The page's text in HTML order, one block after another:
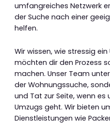
umfangreiches Netzwerk
der Suche nach einer
helfen.
Wir wissen, wie stressig
möchten dir den Prozess
machen. Unser Team
der Wohnungssuche,
und Tat zur Seite, wenn
Umzugs geht. Wir bieten
Dienstleistungen wie